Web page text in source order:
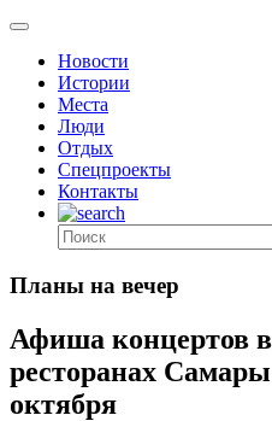
Новости
Истории
Места
Люди
Отдых
Спецпроекты
Контакты
Планы на вечер
Афиша концертов
ресторанах
октября